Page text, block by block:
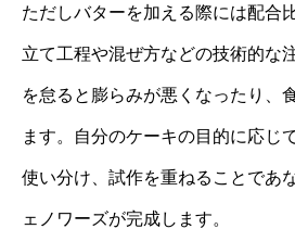
ただしバターを加える際には配合
立て工程や混ぜ方などの技術的な
を怠ると膨らみが悪くなったり、
ます。自分のケーキの目的に応じ
使い分け、試作を重ねることであ
ェノワーズが完成します。